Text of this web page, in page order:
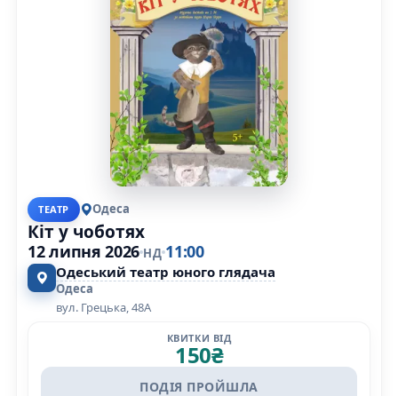
ТЕАТР Одеса
Кіт у чоботях
12 липня 2026 НД 11:00
Одеський театр юного глядача
Одеса
вул. Грецька, 48А
КВИТКИ ВІД
150₴
ПОДІЯ ПРОЙШЛА